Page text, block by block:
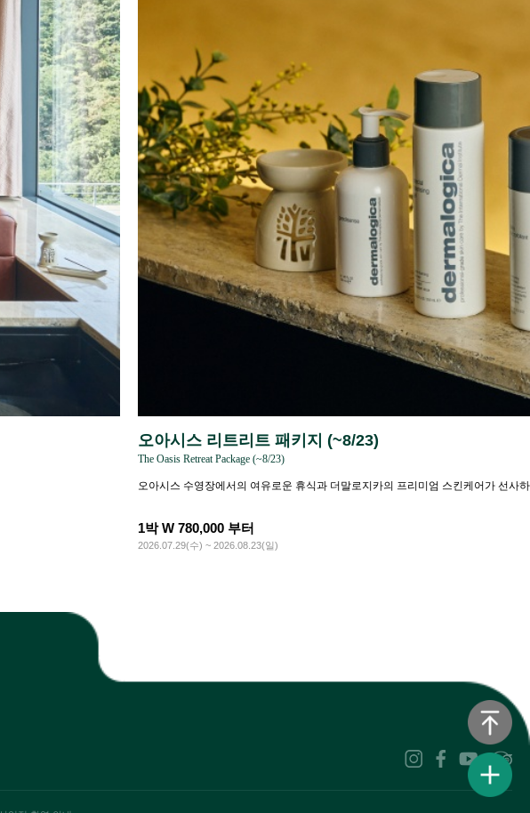
오아시스 리트리트 패키지 (~8/23)
The Oasis Retreat Package (~8/23)
오아시스 수영장에서의 여유로운 휴식과 더말로지카의 프리미엄 스킨케어가 선사
1박 W 780,000 부터
2026.07.29(수) ~ 2026.08.23(일)